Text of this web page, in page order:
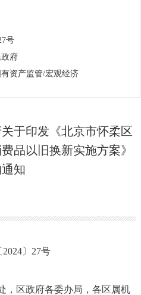
号
府
资产监管/宏观经济
于印发《北京市怀柔区
品以旧换新实施方案》
知
〕27号
，区政府各委办局，各区属机